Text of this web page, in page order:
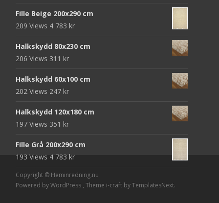
952 kr.312 kr.
Fille Beige 200x290 cm
209 Views 4 783 kr
Halkskydd 80x230 cm
206 Views 311 kr
Halkskydd 60x100 cm
202 Views 247 kr
Halkskydd 120x180 cm
197 Views 351 kr
Fille Grå 200x290 cm
193 Views 4 783 kr
Copyright © Heminredning.nu
Powered by WordPress , Theme i-craft by TemplatesNext.